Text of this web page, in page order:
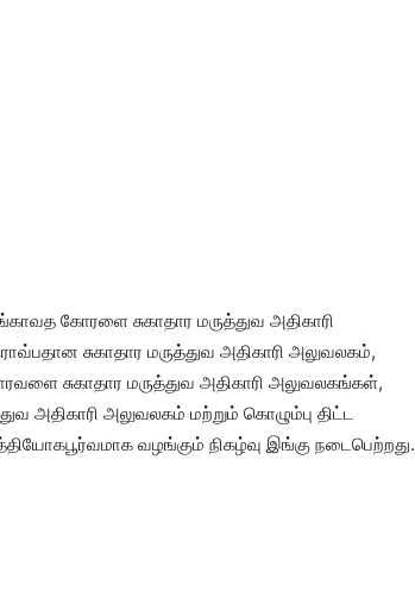
கோரளை சுகாதார மருத்துவ அதிகாரி
சுகாதார மருத்துவ அதிகாரி அலுவலகம்,
சுகாதார மருத்துவ அதிகாரி அலுவலகங்கள்,
அதிகாரி அலுவலகம் மற்றும் கொழும்பு திட்ட
வழங்கும் நிகழ்வு இங்கு நடைபெற்றது.